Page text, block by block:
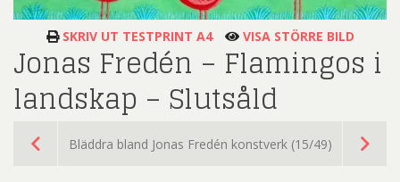
SKRIV UT TESTPRINT A4 VISA STÖRRE BILD
Jonas Fredén – Flamingos i
landskap – Slutsåld
Bläddra bland Jonas Fredén konstverk (15/49)